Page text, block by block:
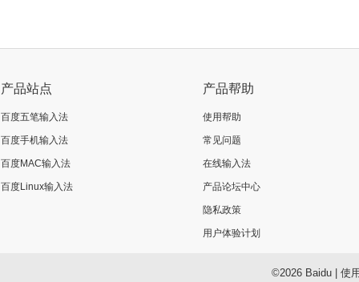
产品站点
百度五笔输入法
百度手机输入法
百度MAC输入法
百度Linux输入法
产品帮助
使用帮助
常见问题
在线输入法
产品论坛中心
隐私政策
用户体验计划
©2026 Baidu| 使